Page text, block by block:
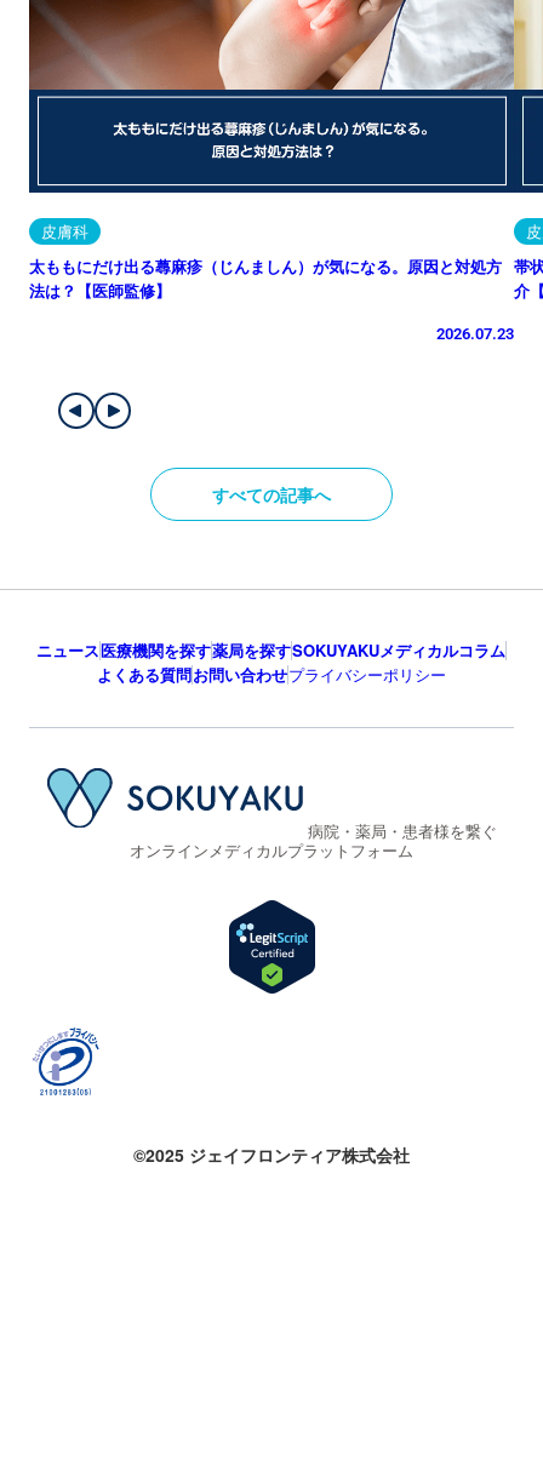
皮膚科
太ももにだけ出る蕁麻疹（じんましん）が気になる。原因と対処方
法は？【医師監修】
2026.07.23
帯
介
すべての記事へ
ニュース医療機関を探す薬局を探すSOKUYAKUメディカルコラム
よくある質問お問い合わせプライバシーポリシー
病院・薬局・患者様を繋ぐ
オンラインメディカルプラットフォーム
©2025 ジェイフロンティア株式会社